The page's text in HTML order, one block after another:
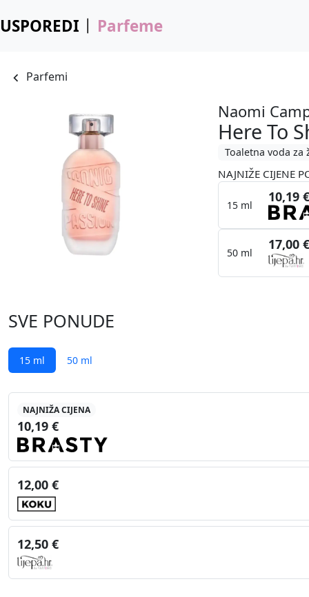
USPOREDI Parfeme
Parfemi
Naomi
Here To
Toaletna voda za
NAJNIŽE CIJENE
15 ml
10,19
50 ml
17,00
SVE PONUDE
15 ml 50 ml
NAJNIŽA CIJENA
10,19 €
12,00 €
12,50 €